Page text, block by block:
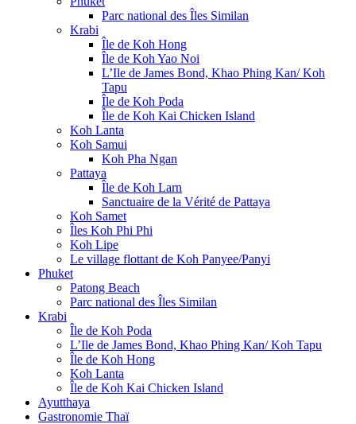
Parc national des Îles Similan
Krabi
Île de Koh Hong
Île de Koh Yao Noi
L’Ile de James Bond, Khao Phing Kan/ Koh
Tapu
Île de Koh Poda
Île de Koh Kai Chicken Island
Koh Lanta
Koh Samui
Koh Pha Ngan
Pattaya
Île de Koh Larn
Sanctuaire de la Vérité de Pattaya
Koh Samet
Îles Koh Phi Phi
Koh Lipe
Le village flottant de Koh Panyee/Panyi
Phuket
Patong Beach
Parc national des Îles Similan
Krabi
Île de Koh Poda
L’Ile de James Bond, Khao Phing Kan/ Koh Tapu
Île de Koh Hong
Koh Lanta
Île de Koh Kai Chicken Island
Ayutthaya
Gastronomie Thaï